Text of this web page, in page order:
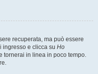
recuperata, ma può essere
ingresso e clicca su Ho
tornerai in linea in poco tempo.